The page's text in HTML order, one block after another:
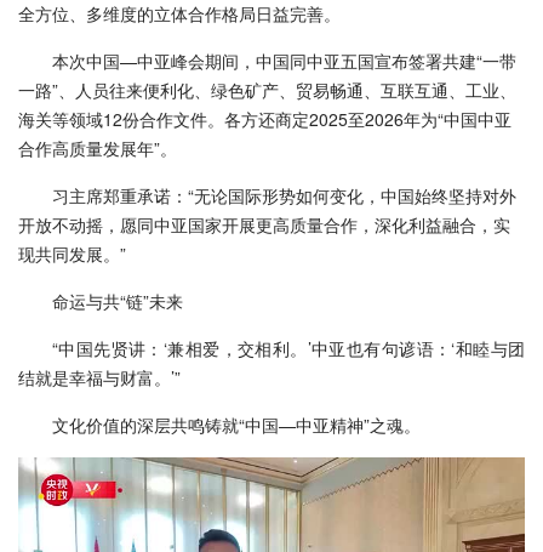
全方位、多维度的立体合作格局日益完善。
本次中国—中亚峰会期间，中国同中亚五国宣布签署共建“一带
一路”、人员往来便利化、绿色矿产、贸易畅通、互联互通、工业、
海关等领域12份合作文件。各方还商定2025至2026年为“中国中亚
合作高质量发展年”。
习主席郑重承诺：“无论国际形势如何变化，中国始终坚持对外
开放不动摇，愿同中亚国家开展更高质量合作，深化利益融合，实
现共同发展。”
命运与共“链”未来
“中国先贤讲：‘兼相爱，交相利。’中亚也有句谚语：‘和睦与团
结就是幸福与财富。’”
文化价值的深层共鸣铸就“中国—中亚精神”之魂。